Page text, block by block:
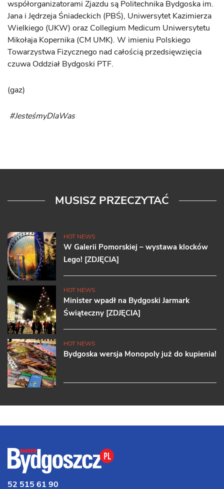
współorganizatorami Zjazdu są Politechnika Bydgoska im.
Jana i Jędrzeja Śniadeckich (PBŚ), Uniwersytet Kazimierza
Wielkiego (UKW) oraz Collegium Medicum Uniwersytetu
Mikołaja Kopernika (CM UMK). W imieniu Polskiego
Towarzystwa Fizycznego nad całością przedsięwzięcia
czuwa Oddział Bydgoski PTF.
(gaz)
#JesteśmyDlaWas
MUSISZ PRZECZYTAĆ
HOT NEWS
W Galerii Pomorskiej – wystawa klocków
Lego! [ZDJĘCIA]
HOT NEWS
Minister wpadł na Bydgoski Jarmark
Świąteczny [ZDJĘCIA]
HOT NEWS
Bydgoska wersja Monopoly już do kupienia!
52 515 61 90